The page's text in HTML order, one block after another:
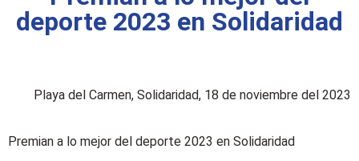
deporte 2023 en Solidaridad
Playa del Carmen, Solidaridad, 18 de noviembre del 2023
Premian a lo mejor del deporte 2023 en Solidaridad